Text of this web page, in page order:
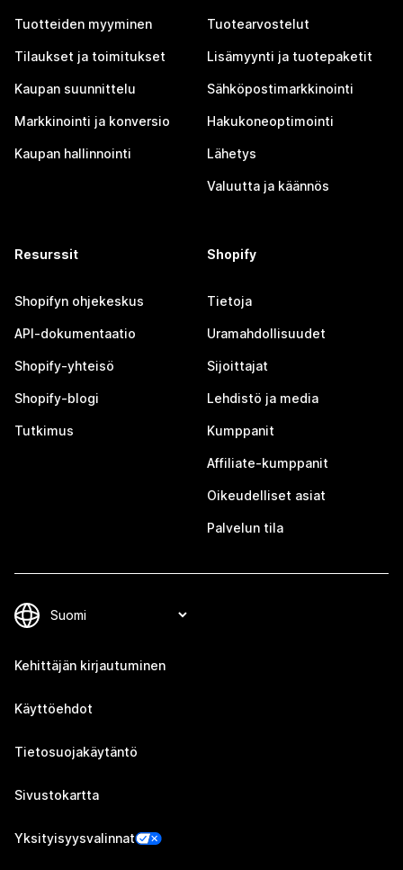
Tuotteiden myyminen
Tilaukset ja toimitukset
Kaupan suunnittelu
Markkinointi ja konversio
Kaupan hallinnointi
Tuotearvostelut
Lisämyynti ja tuotepaketit
Sähköpostimarkkinointi
Hakukoneoptimointi
Lähetys
Valuutta ja käännös
Resurssit
Shopifyn ohjekeskus
API-dokumentaatio
Shopify-yhteisö
Shopify-blogi
Tutkimus
Shopify
Tietoja
Uramahdollisuudet
Sijoittajat
Lehdistö ja media
Kumppanit
Affiliate-kumppanit
Oikeudelliset asiat
Palvelun tila
Kehittäjän kirjautuminen
Käyttöehdot
Tietosuojakäytäntö
Sivustokartta
Yksityisyysvalinnat